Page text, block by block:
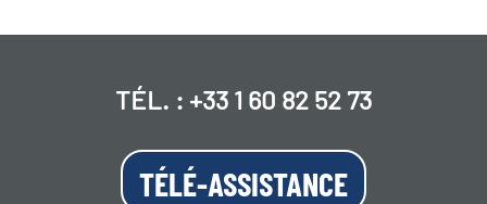
TÉL. : +33 1 60 82 52 73
TÉLÉ-ASSISTANCE